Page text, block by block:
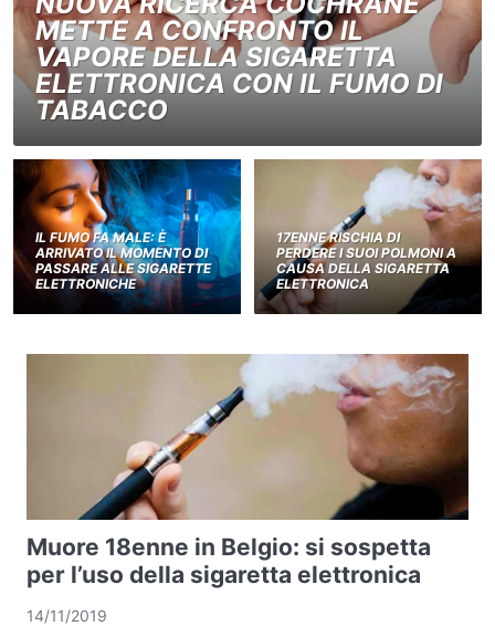
METTE A CONFRONTO IL
VAPORE DELLA SIGARETTA
ELETTRONICA CON IL FUMO DI
TABACCO
IL FUMO FA MALE: È
ARRIVATO IL MOMENTO DI
PASSARE ALLE SIGARETTE
ELETTRONICHE
17ENNE RISCHIA DI
PERDERE I SUOI POLMONI A
CAUSA DELLA SIGARETTA
ELETTRONICA
Muore 18enne in Belgio: si sospetta
per l’uso della sigaretta elettronica
14/11/2019